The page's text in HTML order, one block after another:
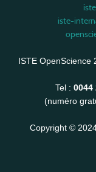
iste-
ISTE OpenScience
Tel : 0044
(numéro
Copyright ©